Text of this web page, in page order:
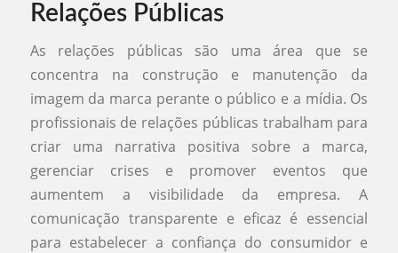
Relações Públicas
As relações públicas são uma área que se
concentra na construção e manutenção da
imagem da marca perante o público e a mídia. Os
profissionais de relações públicas trabalham para
criar uma narrativa positiva sobre a marca,
gerenciar crises e promover eventos que
aumentem a visibilidade da empresa. A
comunicação transparente e eficaz é essencial
para estabelecer a confiança do consumidor e